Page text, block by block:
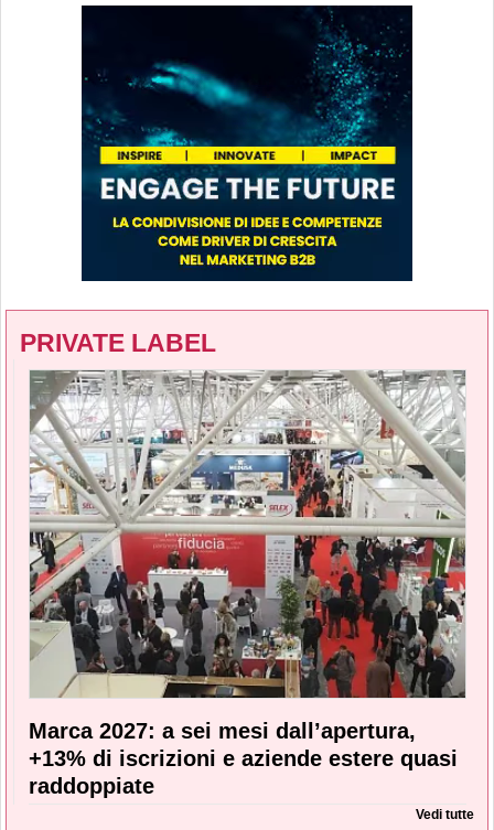
PRIVATE LABEL
Marca 2027: a sei mesi dall’apertura,
+13% di iscrizioni e aziende estere quasi
raddoppiate
Vedi tutte